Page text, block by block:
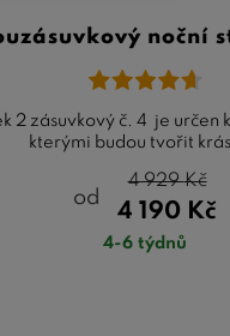
noční
2 zásuvkový č. 4 je určen
kterými budou tvořit
od
4 190 Kč
4 929Kč
4-6 týdnů